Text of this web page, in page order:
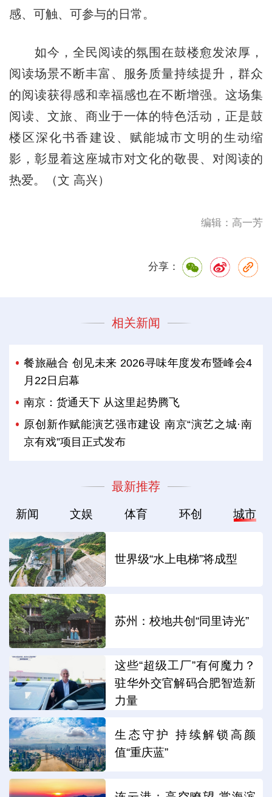
感、可触、可参与的日常。
如今，全民阅读的氛围在鼓楼愈发浓厚，
阅读场景不断丰富、服务质量持续提升，群众
的阅读获得感和幸福感也在不断增强。这场集
阅读、文旅、商业于一体的特色活动，正是鼓
楼区深化书香建设、赋能城市文明的生动缩
影，彰显着这座城市对文化的敬畏、对阅读的
热爱。（文 高兴）
编辑：高一芳
分享：
相关新闻
餐旅融合 创见未来 2026寻味年度发布暨峰会4
月22日启幕
南京：货通天下 从这里起势腾飞
原创新作赋能演艺强市建设 南京“演艺之城·南
京有戏”项目正式发布
最新推荐
新闻 文娱 体育 环创 城市
世界级“水上电梯”将成型
苏州：校地共创“同里诗光”
这些“超级工厂”有何魔力？
驻华外交官解码合肥智造新
力量
生态守护 持续解锁高颜
值“重庆蓝”